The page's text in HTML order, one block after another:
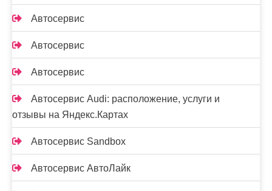
Автосервис
Автосервис
Автосервис
Автосервис Audi: расположение, услуги и
отзывы на Яндекс.Картах
Автосервис Sandbox
Автосервис АвтоЛайк